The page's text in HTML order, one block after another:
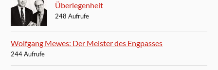
Überlegenheit
248 Aufrufe
Wolfgang Mewes: Der Meister des Engpasses
244 Aufrufe